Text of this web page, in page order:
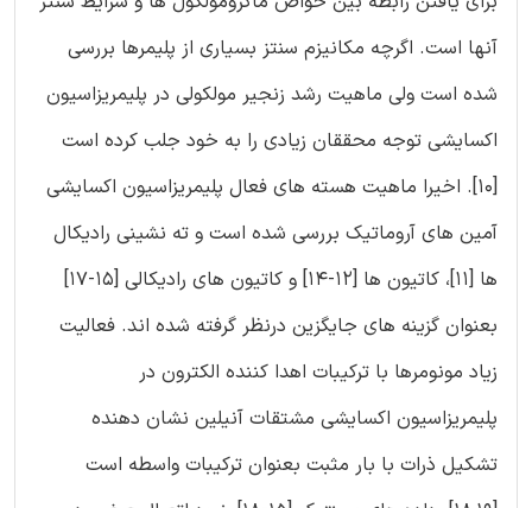
آنها است. اگرچه مکانیزم سنتز بسیاری از پلیمرها بررسی
شده است ولی ماهیت رشد زنجیر مولکولی در پلیمریزاسیون
اکسایشی توجه محققان زیادی را به خود جلب کرده است
[10]. اخیرا ماهیت هسته های فعال پلیمریزاسیون اکسایشی
آمین های آروماتیک بررسی شده است و ته نشینی رادیکال
ها [11]، کاتیون ها [12-14] و کاتیون های رادیکالی [15-17]
بعنوان گزینه های جایگزین درنظر گرفته شده اند. فعالیت
زیاد مونومرها با ترکیبات اهدا کننده الکترون در
پلیمریزاسیون اکسایشی مشتقات آنیلین نشان دهنده
تشکیل ذرات با بار مثبت بعنوان ترکیبات واسطه است